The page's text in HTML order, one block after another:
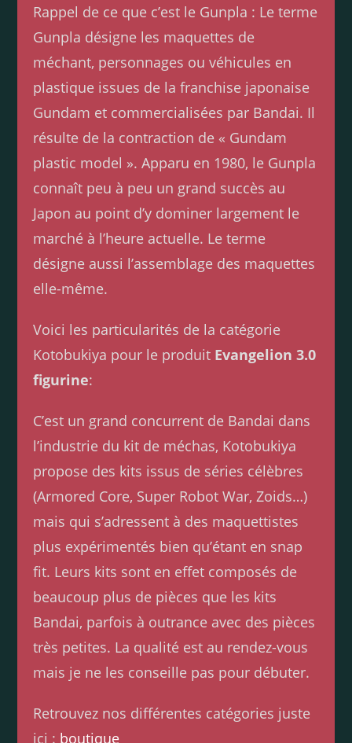
Rappel de ce que c’est le Gunpla : Le terme
Gunpla désigne les maquettes de
méchant, personnages ou véhicules en
plastique issues de la franchise japonaise
Gundam et commercialisées par Bandai. Il
résulte de la contraction de « Gundam
plastic model ». Apparu en 1980, le Gunpla
connaît peu à peu un grand succès au
Japon au point d’y dominer largement le
marché à l’heure actuelle. Le terme
désigne aussi l’assemblage des maquettes
elle-même.
Voici les particularités de la catégorie
Kotobukiya pour le produit Evangelion 3.0
figurine:
C’est un grand concurrent de Bandai dans
l’industrie du kit de méchas, Kotobukiya
propose des kits issus de séries célèbres
(Armored Core, Super Robot War, Zoids…)
mais qui s’adressent à des maquettistes
plus expérimentés bien qu’étant en snap
fit. Leurs kits sont en effet composés de
beaucoup plus de pièces que les kits
Bandai, parfois à outrance avec des pièces
très petites. La qualité est au rendez-vous
mais je ne les conseille pas pour débuter.
Retrouvez nos différentes catégories juste
ici : boutique